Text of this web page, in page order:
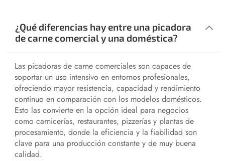
¿Qué diferencias hay entre una picadora
de carne comercial y una doméstica?
Las picadoras de carne comerciales son capaces de
soportar un uso intensivo en entornos profesionales,
ofreciendo mayor resistencia, capacidad y rendimiento
continuo en comparación con los modelos domésticos.
Esto las convierte en la opción ideal para negocios
como carnicerías, restaurantes, pizzerías y plantas de
procesamiento, donde la eficiencia y la fiabilidad son
clave para una producción constante y de muy buena
calidad.